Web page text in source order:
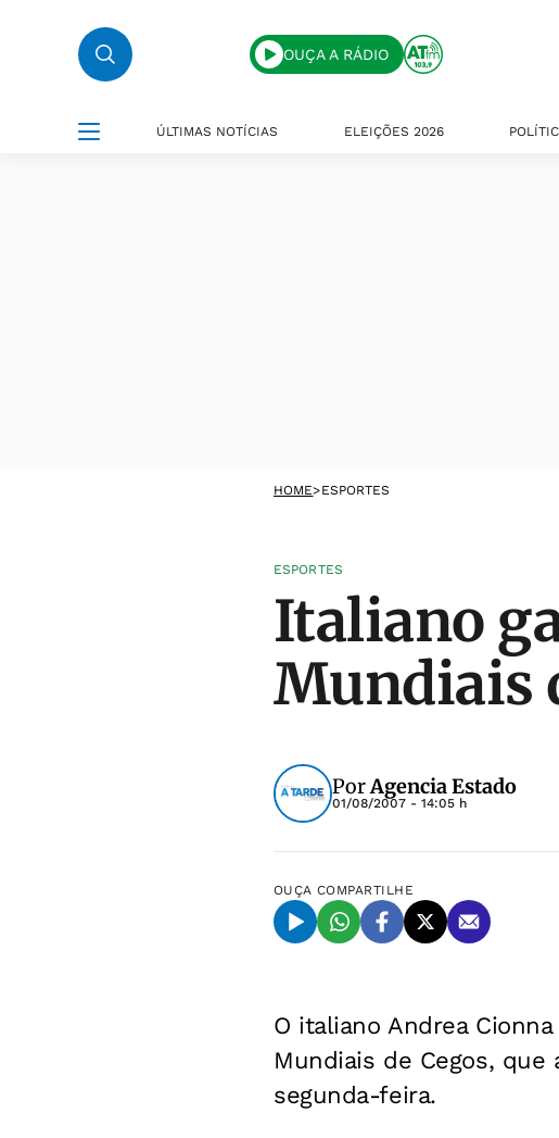
OUÇA A RÁDIO
ÚLTIMAS NOTÍCIAS ELEIÇÕES 2026
HOME>ESPORTES
ESPORTES
Italiano
Mundiais
PorAgencia Estado
01/08/2007 - 14:05 h
OUÇA COMPARTILHE
O italiano Andrea
Mundiais de Cegos, que
segunda-feira.